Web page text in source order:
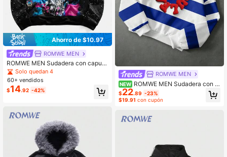
Ahorro de $10.97
ROMWE MEN
ROMWE MEN Sudadera con capuc
ha personalizada de arte callejero r
ebelde
Solo quedan 4
60+ vendidos
$14.92 -42%
ROMWE MEN
NEW ROMWE MEN Sudadera con c
apucha para hombre con estampad
o de fuente artística a rayas y efect
o puff (patrón aleatorio)
$22.89 -23%
$19.91 con cupón